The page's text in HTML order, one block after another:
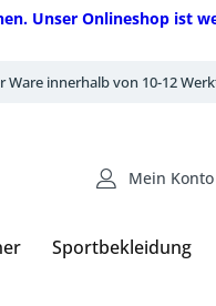
Unser Onlineshop ist
Ware innerhalb von 10-12
Mein Konto
Sportbekleidung